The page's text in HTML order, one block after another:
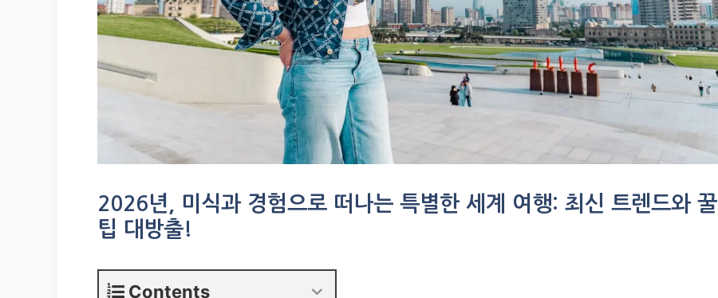
2026년, 미식과 경험으로 떠나는 특별한 세계 여행: 최신 트렌드와 꿀
팁 대방출!
Contents